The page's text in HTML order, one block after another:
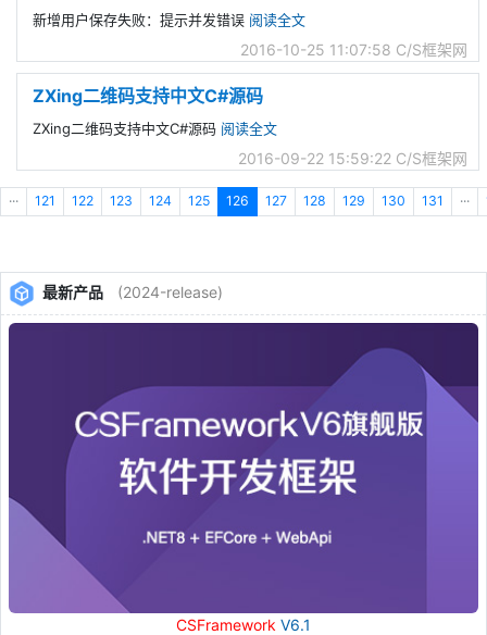
新增用户保存失败：提示并发错误 阅读全文
2016-10-25 11:07:58 C/S框架网
ZXing二维码支持中文C#源码
ZXing二维码支持中文C#源码 阅读全文
2016-09-22 15:59:22 C/S框架网
··· 121 122 123 124 125 126 127 128 129 130 131 ···
最新产品 (2024-release)
CSFramework V6.1